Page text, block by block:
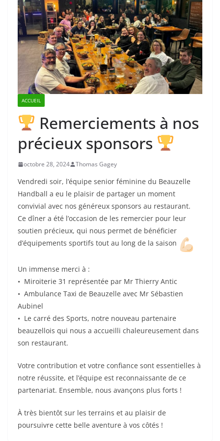
ACCUEIL
Remerciements à nos
précieux sponsors
octobre 28, 2024 Thomas Gagey
Vendredi soir, l’équipe senior féminine du Beauzelle
Handball a eu le plaisir de partager un moment
convivial avec nos généreux sponsors au restaurant.
Ce dîner a été l’occasion de les remercier pour leur
soutien précieux, qui nous permet de bénéficier
d’équipements sportifs tout au long de la saison
Un immense merci à :
•⁠ ⁠Miroiterie 31 représentée par Mr Thierry Antic
•⁠ ⁠⁠Ambulance Taxi de Beauzelle avec Mr Sébastien
Aubinel
•⁠ ⁠⁠Le carré des Sports, notre nouveau partenaire
beauzellois qui nous a accueilli chaleureusement dans
son restaurant.
Votre contribution et votre confiance sont essentielles à
notre réussite, et l’équipe est reconnaissante de ce
partenariat. Ensemble, nous avançons plus forts !
À très bientôt sur les terrains et au plaisir de
poursuivre cette belle aventure à vos côtés !